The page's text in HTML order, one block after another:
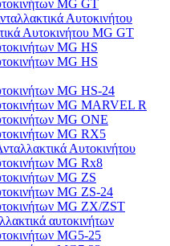
MG GT
Αυτοκινήτου
Αυτοκινήτου MG GT
MG HS
MG HS
MG HS-24
MG MARVEL R
MG ONE
MG RX5
Αυτοκινήτου
MG Rx8
MG ZS
MG ZS-24
MG ZX/ZST
αυτοκινήτων
MG5-25